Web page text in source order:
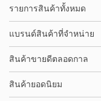
รายการสินค้าทั้งหมด
แบรนด์สินค้าที่จำหน่าย
สินค้าขายดีตลอดกาล
สินค้ายอดนิยม